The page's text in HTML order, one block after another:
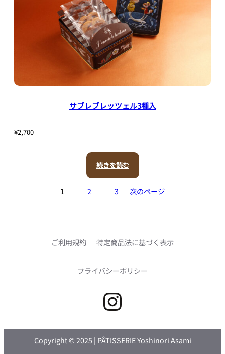
サブレブレッツェル3種入
¥2,700
続きを読む
1 2 3 次のページ
ご利用規約 特定商品法に基づく表示
プライバシーポリシー
Instagram
Copyright © 2025 | PÂTISSERIE Yoshinori Asami